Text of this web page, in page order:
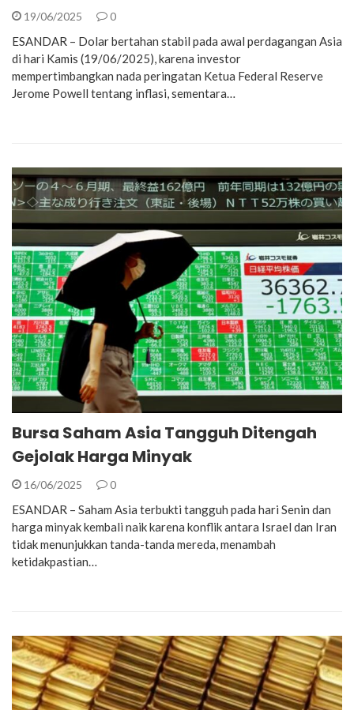
19/06/2025 0
ESANDAR – Dolar bertahan stabil pada awal perdagangan Asia
di hari Kamis (19/06/2025), karena investor
mempertimbangkan nada peringatan Ketua Federal Reserve
Jerome Powell tentang inflasi, sementara…
Bursa Saham Asia Tangguh Ditengah
Gejolak Harga Minyak
16/06/2025 0
ESANDAR – Saham Asia terbukti tangguh pada hari Senin dan
harga minyak kembali naik karena konflik antara Israel dan Iran
tidak menunjukkan tanda-tanda mereda, menambah
ketidakpastian…